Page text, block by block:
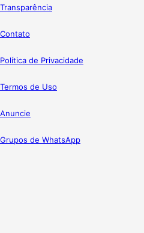
Transparência
Contato
Política de Privacidade
Termos de Uso
Anuncie
Grupos de WhatsApp